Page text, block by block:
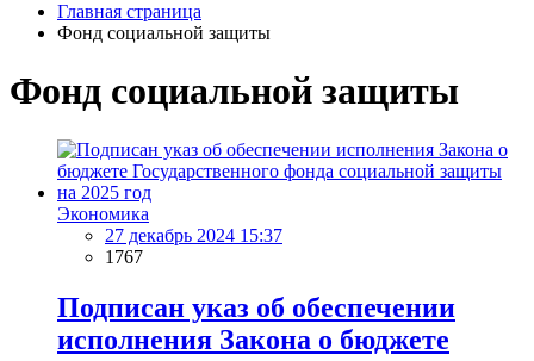
Главная страница
Фонд социальной защиты
Фонд социальной защиты
Экономика
27 декабрь 2024 15:37
1767
Подписан указ об обеспечении
исполнения Закона о бюджете